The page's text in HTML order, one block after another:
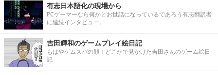
有志日本語化の現場から
PCゲーマーなら何かとお世話になっているであろう有志翻訳者
に連続インタビュー。
吉田輝和のゲームプレイ絵日記
もはやゲムスパの顔！どこかで見かけた吉田さんのゲーム絵日
記